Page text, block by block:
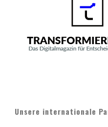
Unsere internationale